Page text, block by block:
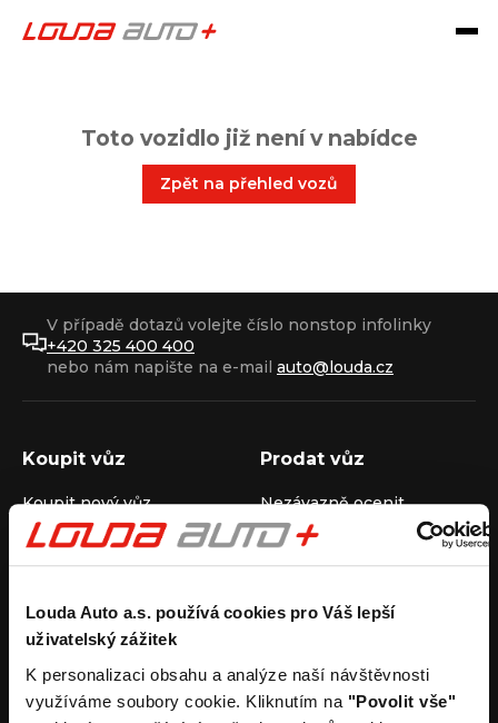
Louda Auto a.s. používá cookies pro Váš lepší
uživatelský zážitek
K personalizaci obsahu a analýze naší návštěvnosti
využíváme soubory cookie. Kliknutím na "Povolit vše"
Toto vozidlo již není v nabídce
Zpět na přehled vozů
V případě dotazů volejte číslo nonstop infolinky
+420 325 400 400
nebo nám napište na e-mail auto@louda.cz
Koupit vůz
Koupit nový vůz
Koupit ojetý vůz
Koupit užitkový vůz
Prodat vůz
Nezávazně ocenit
Průběh výkupu vozu
Pronájem
Carsharing
Autopůjčovna
Operativní leasing
Společnost
Louda Auto+ Poděbrady
Obytné vozy
Novinky